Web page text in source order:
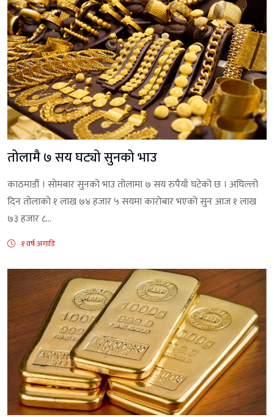
तोलामै ७ सय घट्यो सुनको भाउ
काठमाडौं । साेमबार सुनको भाउ तोलामा ७ सय रुपैयाँ घटेको छ । अघिल्लो
दिन तोलाको १ लाख ७४ हजार ५ सयमा कारोबार भएको सुन आज १ लाख
७३ हजार ८...
१ वर्ष अगाडि